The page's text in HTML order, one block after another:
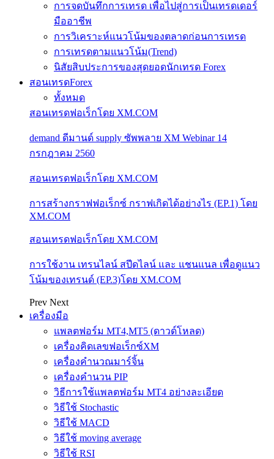
การจดบันทึกการเทรด เพื่อไปสู่การเป็นเทรดเดอร์
มืออาชีพ
การวิเคราะห์แนวโน้มของตลาดก่อนการเทรด
การเทรดตามแนวโน้ม(Trend)
นิสัยสิบประการของสุดยอดนักเทรด Forex
สอนเทรดForex
ทั้งหมด
สอนเทรดฟอเร็กโดย XM.COM
demand ดีมานด์ supply ซัพพลาย XM Webinar 14
กรกฎาคม 2560
สอนเทรดฟอเร็กโดย XM.COM
การสร้างกราฟฟอเร็กซ์ กราฟเกิดได้อย่างไร (EP.1) โดย
XM.COM
สอนเทรดฟอเร็กโดย XM.COM
การใช้งาน เทรนไลน์ สปีดไลน์ และ แชนแนล เพื่อดูแนว
โน้มของเทรนด์ (EP.3)โดย XM.COM
Prev Next
เครื่องมือ
แพลตฟอร์ม MT4,MT5 (ดาวด์โหลด)
เครื่องคิดเลขฟอเร็กซ์XM
เครื่องคำนวณมาร์จิ้น
เครื่องคำนวน PIP
วิธีการใช้แพลตฟอร์ม MT4 อย่างละเอียด
วิธีใช้ Stochastic
วิธีใช้ MACD
วิธีใช้ moving average
วิธีใช้ RSI